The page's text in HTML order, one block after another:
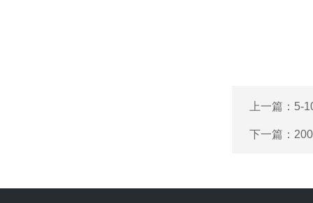
上一篇： 5-
下一篇：